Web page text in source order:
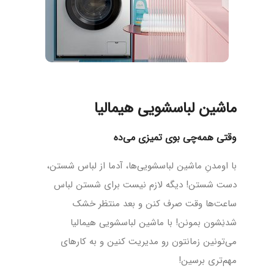
ماشین لباسشویی هیمالیا
وقتی همه‌چی بوی تمیزی می‌ده
با اومدنِ ماشین لباسشویی‌ها، آدما از لباس شستن،
دست شستن! دیگه لازم نیست برای شستن لباس
ساعت‌ها وقت صرف کنن و بعد منتظر خشک
شدنِشون بمونن! با ماشین لباسشویی هیمالیا
می‌تونین زمانتون رو مدیریت کنین و به کارهای
مهم‌تری برسین!